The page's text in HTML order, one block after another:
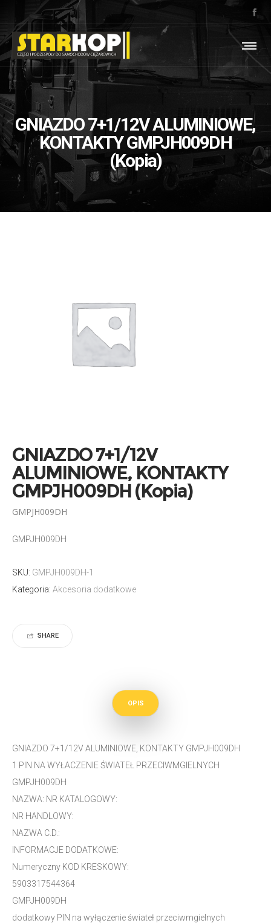
GNIAZDO 7+1/12V ALUMINIOWE,
KONTAKTY GMPJH009DH
(Kopia)
GNIAZDO 7+1/12V
ALUMINIOWE, KONTAKTY
GMPJH009DH (Kopia)
GMPJH009DH
GMPJH009DH
SKU: GMPJH009DH-1
Kategoria: Akcesoria dodatkowe
SHARE
OPIS
GNIAZDO 7+1/12V ALUMINIOWE, KONTAKTY GMPJH009DH
1 PIN NA WYŁACZENIE ŚWIATEŁ PRZECIWMGIELNYCH
GMPJH009DH
NAZWA: NR KATALOGOWY:
NR HANDLOWY:
NAZWA C.D.:
INFORMACJE DODATKOWE:
Numeryczny KOD KRESKOWY:
5903317544364
GMPJH009DH
dodatkowy PIN na wyłączenie świateł przeciwmgielnych